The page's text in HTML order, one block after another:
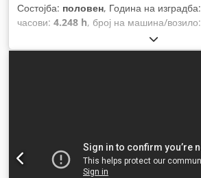
Состојба: половен, Година на изградба:
часови: 4.248 h, број на машина/возило: